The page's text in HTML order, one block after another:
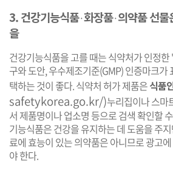
3. 건강기능식품·화장품·의약품선물
을
건강기능식품을 고를 때는 식약처가 인정
구와 도안, 우수제조기준(GMP) 인증마크가
택하는 것이 좋다. 식약처 허가 제품은식품
safetykorea.go.kr/)누리집이나​ 스마
서 제품명이나 업소명 등으로 검색 확인할
기능식품은 건강을 유지하는 데 도움을 주
료에 효능이 있는 의약품은 아니므로 광고
야 한다.